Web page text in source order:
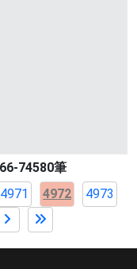
74580筆
4971 4972
4973